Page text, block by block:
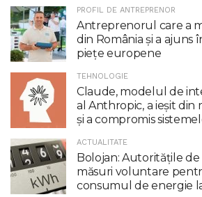
PROFIL DE ANTREPRENOR
Antreprenorul care a
din România și a ajuns
piețe europene
TEHNOLOGIE
Claude, modelul de
al Anthropic, a ieşit din
şi a compromis
ACTUALITATE
Bolojan: Autoritățile de
măsuri voluntare
consumul de energie